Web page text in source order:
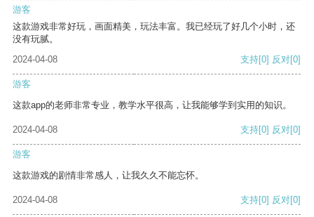
游客
这款游戏非常好玩，画面精美，玩法丰富。我已经玩了好几个小时，还
没有玩腻。
2024-04-08
支持[0] 反对[0]
游客
这款app的老师非常专业，教学水平很高，让我能够学到实用的知识。
2024-04-08 支持[0] 反对[0]
游客
这款游戏的剧情非常感人，让我久久不能忘怀。
2024-04-08 支持[0] 反对[0]